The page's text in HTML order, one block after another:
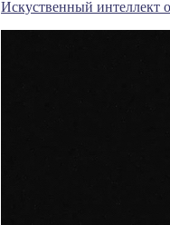
Искуственный интеллект